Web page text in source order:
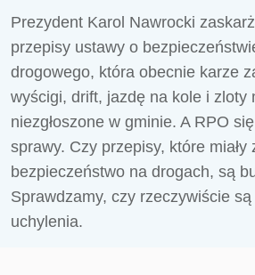
Prezydent Karol Nawrocki
przepisy ustawy o
drogowego, która obecnie karze
wyścigi, drift, jazdę na kole i zloty
niezgłoszone w gminie. A RPO się
sprawy. Czy przepisy, które miały
bezpieczeństwo na drogach, są
Sprawdzamy, czy rzeczywiście
uchylenia.